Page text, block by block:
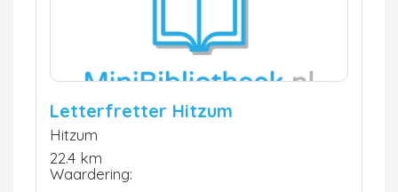
Letterfretter Hitzum
Hitzum
22.4 km
Waardering: